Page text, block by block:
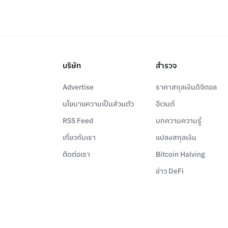
บริษัท
Advertise
นโยบายความเป็นส่วนตัว
RSS Feed
เกี่ยวกับเรา
ติดต่อเรา
สำรวจ
ราคาสกุลเงินดิจิตอล
อีเวนต์
บทความความรู้
แปลงสกุลเงิน
Bitcoin Halving
ข่าว DeFi